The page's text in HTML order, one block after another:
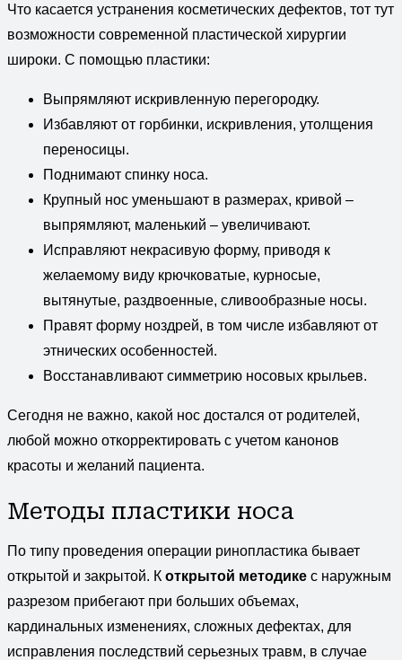
Что касается устранения косметических дефектов, тот тут
возможности современной пластической хирургии
широки. С помощью пластики:
Выпрямляют искривленную перегородку.
Избавляют от горбинки, искривления, утолщения
переносицы.
Поднимают спинку носа.
Крупный нос уменьшают в размерах, кривой –
выпрямляют, маленький – увеличивают.
Исправляют некрасивую форму, приводя к
желаемому виду крючковатые, курносые,
вытянутые, раздвоенные, сливообразные носы.
Правят форму ноздрей, в том числе избавляют от
этнических особенностей.
Восстанавливают симметрию носовых крыльев.
Сегодня не важно, какой нос достался от родителей,
любой можно откорректировать с учетом канонов
красоты и желаний пациента.
Методы пластики носа
По типу проведения операции ринопластика бывает
открытой и закрытой. К открытой методике с наружным
разрезом прибегают при больших объемах,
кардинальных изменениях, сложных дефектах, для
исправления последствий серьезных травм, в случае